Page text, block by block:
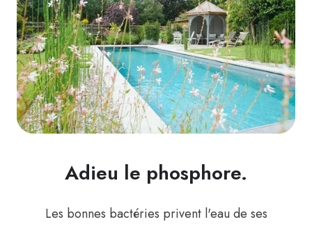
Adieu le phosphore.
Les bonnes bactéries privent l'eau de ses